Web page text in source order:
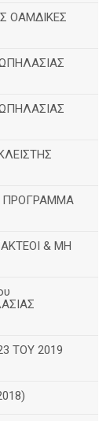
ΟΑΜΔΙΚΕΣ
ΠΡΟΓΡΑΜΜΑ
& ΜΗ
ΤΟΥ 2019